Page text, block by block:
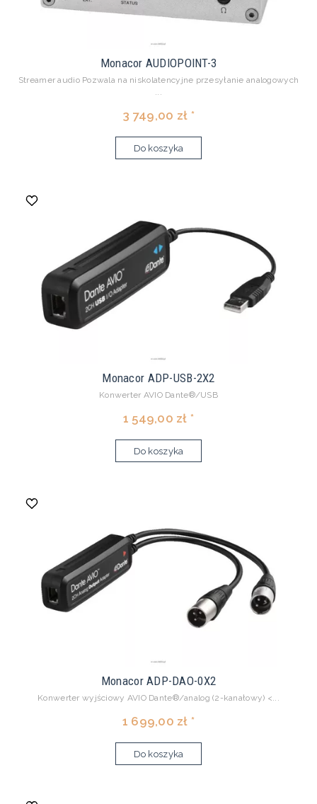
Monacor AUDIOPOINT-3
Streamer audio Pozwala na niskolatencyjne przesyłanie analogowych
...
3 749,00 zł *
Do koszyka
Monacor ADP-USB-2X2
Konwerter AVIO Dante®/USB
1 549,00 zł *
Do koszyka
Monacor ADP-DAO-0X2
Konwerter wyjściowy AVIO Dante®/analog (2-kanałowy) <...
1 699,00 zł *
Do koszyka